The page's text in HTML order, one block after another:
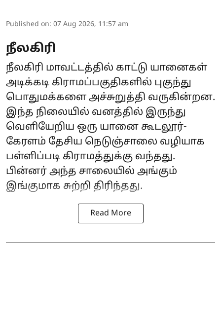
Published on: 07 Aug 2026, 11:57 am
நீலகிரி
நீலகிரி மாவட்டத்தில் காட்டு யானைகள்
அடிக்கடி கிராமப்பகுதிகளில் புகுந்து
பொதுமக்களை அச்சுறுத்தி வருகின்றன.
இந்த நிலையில் வனத்தில் இருந்து
வெளியேறிய ஒரு யானை கூடலூர்-
கேரளம் தேசிய நெடுஞ்சாலை வழியாக
பள்ளிப்படி கிராமத்துக்கு வந்தது.
பின்னர் அந்த சாலையில் அங்கும்
இங்குமாக சுற்றி திரிந்தது.
Read More